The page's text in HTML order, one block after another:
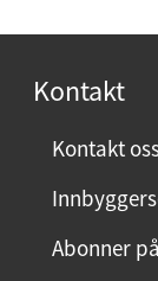
o
r
n
m
Kontakt
Kontakt
Abonner